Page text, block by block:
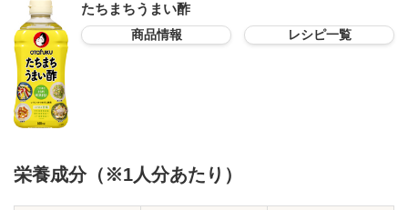
たちまちうまい酢
商品情報 レシピ一覧
栄養成分（※1人分あたり）